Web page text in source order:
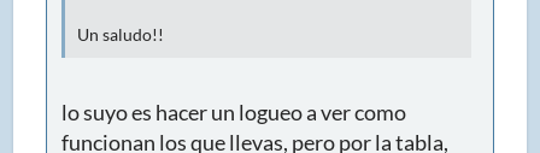
Un saludo!!
lo suyo es hacer un logueo a ver como
funcionan los que llevas, pero por la tabla,